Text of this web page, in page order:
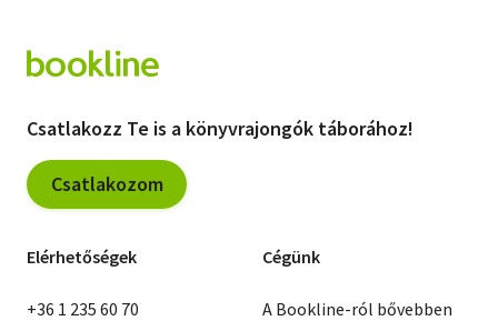
Csatlakozz Te is a könyvrajongók táborához!
Csatlakozom
Elérhetőségek
+36 1 235 60 70
Cégünk
A Bookline-ról bővebben